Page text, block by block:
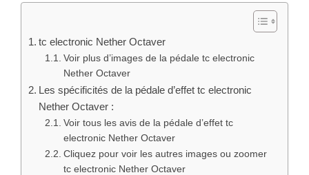
tc electronic Nether Octaver
Voir plus d’images de la pédale tc electronic
Nether Octaver
Les spécificités de la pédale d’effet tc electronic
Nether Octaver :
Voir tous les avis de la pédale d’effet tc
electronic Nether Octaver
Cliquez pour voir les autres images ou zoomer
tc electronic Nether Octaver